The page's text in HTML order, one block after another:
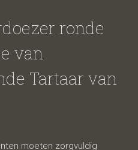
ronde
van
Tartaar van
moeten zorgvuldig